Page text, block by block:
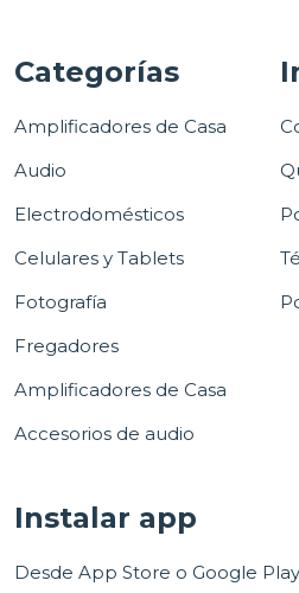
Categorías
Amplificadores de Casa
Audio
Electrodomésticos
Celulares y Tablets
Fotografía
Fregadores
Amplificadores de Casa
Accesorios de audio
Instalar app
Desde App Store o Google Play